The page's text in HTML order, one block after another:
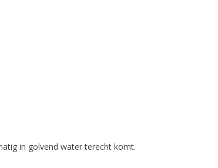
in golvend water terecht komt.